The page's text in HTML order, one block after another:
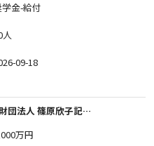
金-給付
人
09-18
一般財団法人 篠原欣子記念財団 (海外留学奨学金グループ)
万円